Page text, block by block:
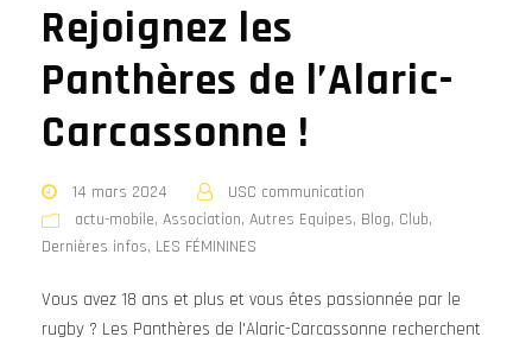
Rejoignez les
Panthères de l’Alaric-
Carcassonne !
14 mars 2024
USC communication
actu-mobile, Association, Autres Equipes, Blog, Club,
Dernières infos, LES FÉMININES
Vous avez 18 ans et plus et vous êtes passionnée par le
rugby ? Les Panthères de l'Alaric-Carcassonne recherchent